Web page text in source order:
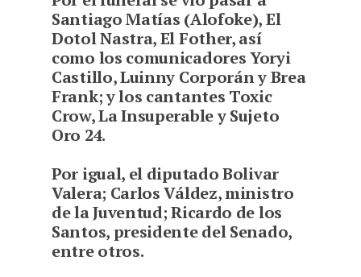
Santiago Matías (Alofoke), El
Dotol Nastra, El Fother, así
como los comunicadores Yoryi
Castillo, Luinny Corporán y Brea
Frank; y los cantantes Toxic
Crow, La Insuperable y Sujeto
Oro 24.
Por igual, el diputado Bolivar
Valera; Carlos Váldez, ministro
de la Juventud; Ricardo de los
Santos, presidente del Senado,
entre otros.